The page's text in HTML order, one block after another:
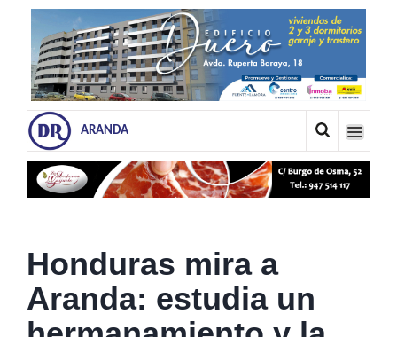
ARANDA
Honduras mira a
Aranda: estudia un